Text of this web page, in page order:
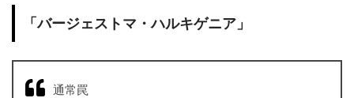
「バージェストマ・ハルキゲニア」
通常罠